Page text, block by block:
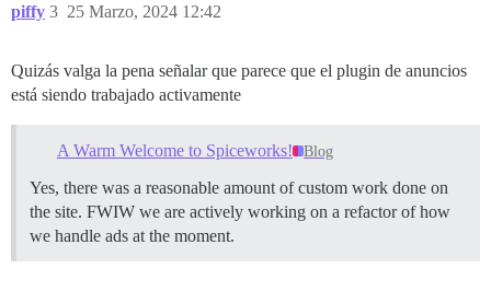
piffy 25 Marzo, 2024 12:42
3
Quizás valga la pena señalar que parece que el plugin de anuncios
está siendo trabajado activamente
A Warm Welcome to Spiceworks! Blog
Yes, there was a reasonable amount of custom work done on
the site. FWIW we are actively working on a refactor of how
we handle ads at the moment.